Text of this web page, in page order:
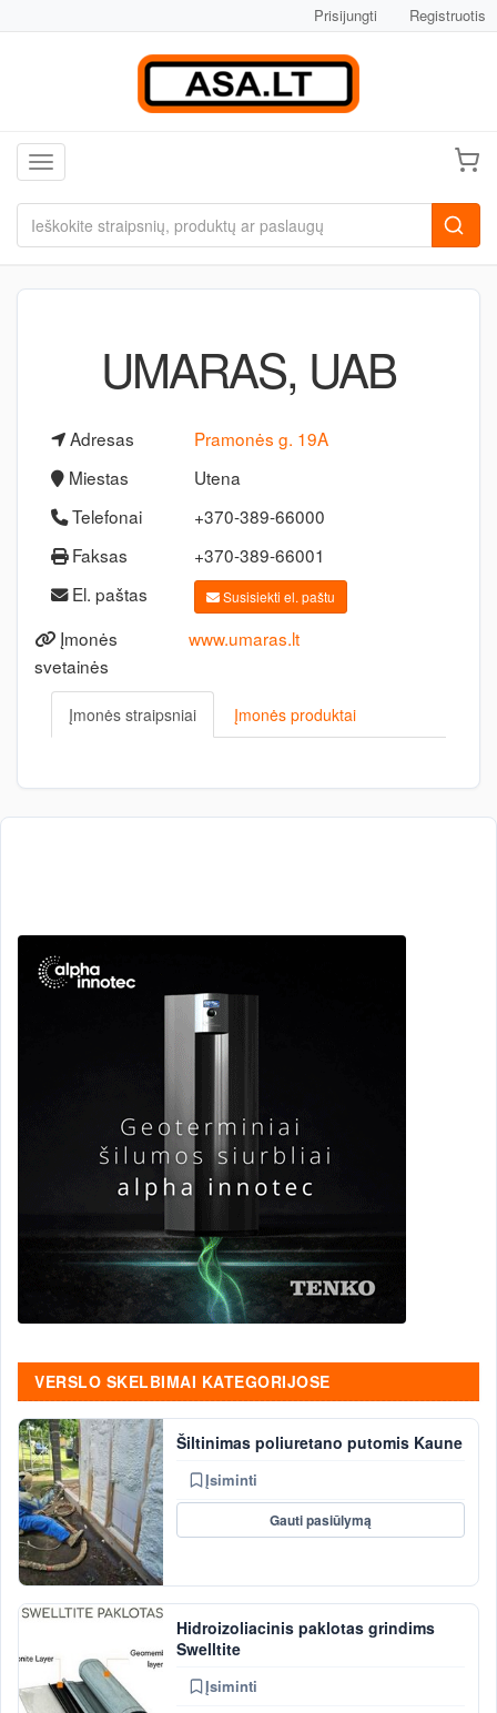
Prisijungti Registruotis
Toggle navigation
UMARAS, UAB
Adresas
Pramonės g. 19A
Miestas
Utena
Telefonai
+370-389-66000
Faksas
+370-389-66001
El. paštas
Susisiekti el. paštu
Įmonės
svetainės
www.umaras.lt
Įmonės straipsniai Įmonės produktai
VERSLO SKELBIMAI KATEGORIJOSE
Šiltinimas poliuretano putomis Kaune
Įsiminti
Gauti pasiūlymą
Hidroizoliacinis paklotas grindims
Swelltite
Įsiminti